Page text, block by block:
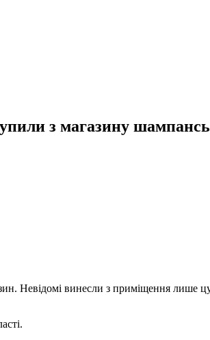
з магазину
Невідомі винесли з приміщення лише
.